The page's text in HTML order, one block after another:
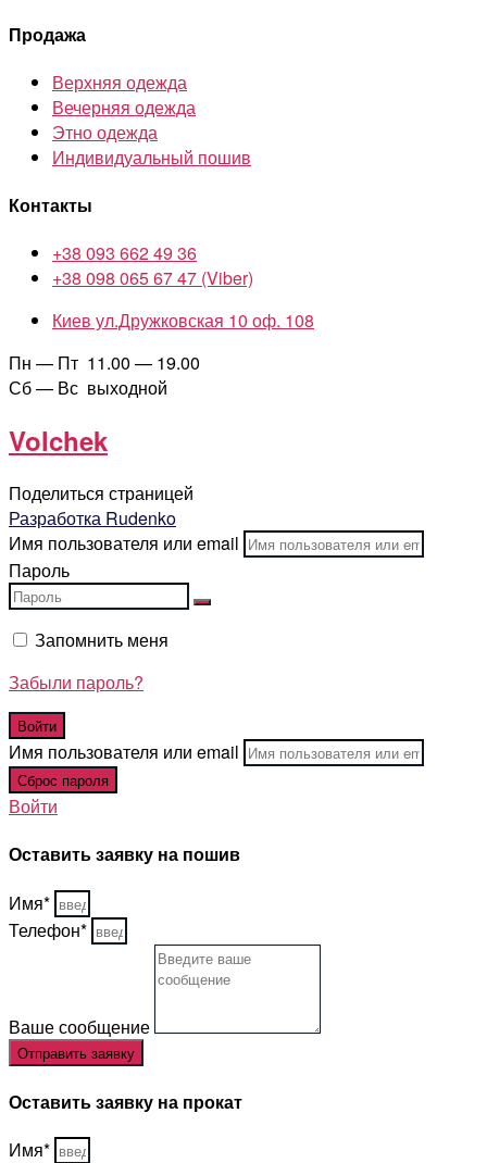
Продажа
Верхняя одежда
Вечерняя одежда
Этно одежда
Индивидуальный пошив
Контакты
+38 093 662 49 36
+38 098 065 67 47 (Viber)
Киев ул.Дружковская 10 оф. 108
Пн — Пт 11.00 — 19.00
Сб — Вс выходной
Volchek
Поделиться страницей
Разработка Rudenko
Имя пользователя или email
Пароль
Запомнить меня
Забыли пароль?
Имя пользователя или email
Войти
Оставить заявку на пошив
Имя*
Телефон*
Ваше сообщение
Отправить заявку
Оставить заявку на прокат
Имя*